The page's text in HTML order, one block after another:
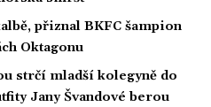
přiznal BKFC šampion
Oktagonu
strčí mladší kolegyně do
Jany Švandové berou